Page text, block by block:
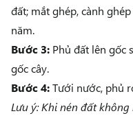
đất; mắt ghép, cành
năm.
Bước 3: Phủ đất lên gốc
gốc cây.
Bước 4:Tưới nước, phủ
Lưu ý: Khi nén đất